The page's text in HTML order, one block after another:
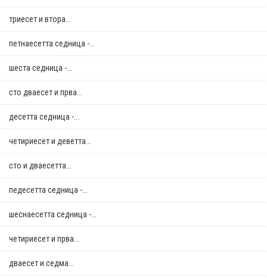
триесет и втора...
петнаесетта седница -...
шеста седница -...
сто дваесет и прва...
десетта седница -...
четириесет и деветта...
сто и дваесетта...
педесетта седница -...
шеснаесетта седница -...
четириесет и прва...
дваесет и седма...